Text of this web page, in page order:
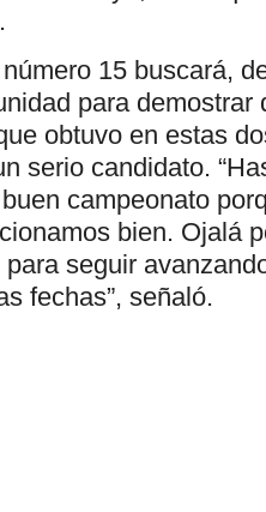
15 buscará,
para demostrar
obtuvo en estas
serio candidato.
campeonato
bien. Ojalá
seguir
fechas”, señaló.